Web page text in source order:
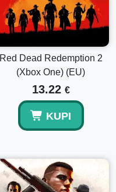
Red Dead Redemption 2
(Xbox One) (EU)
13.22 €
KUPI